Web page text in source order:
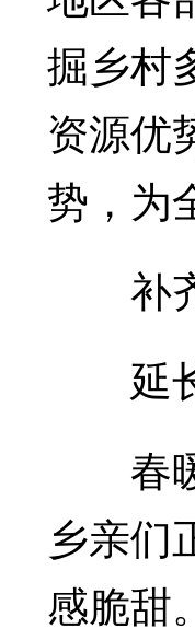
掘乡村
资源优
势，为
补齐
延长
春暖
乡亲们
感脆甜